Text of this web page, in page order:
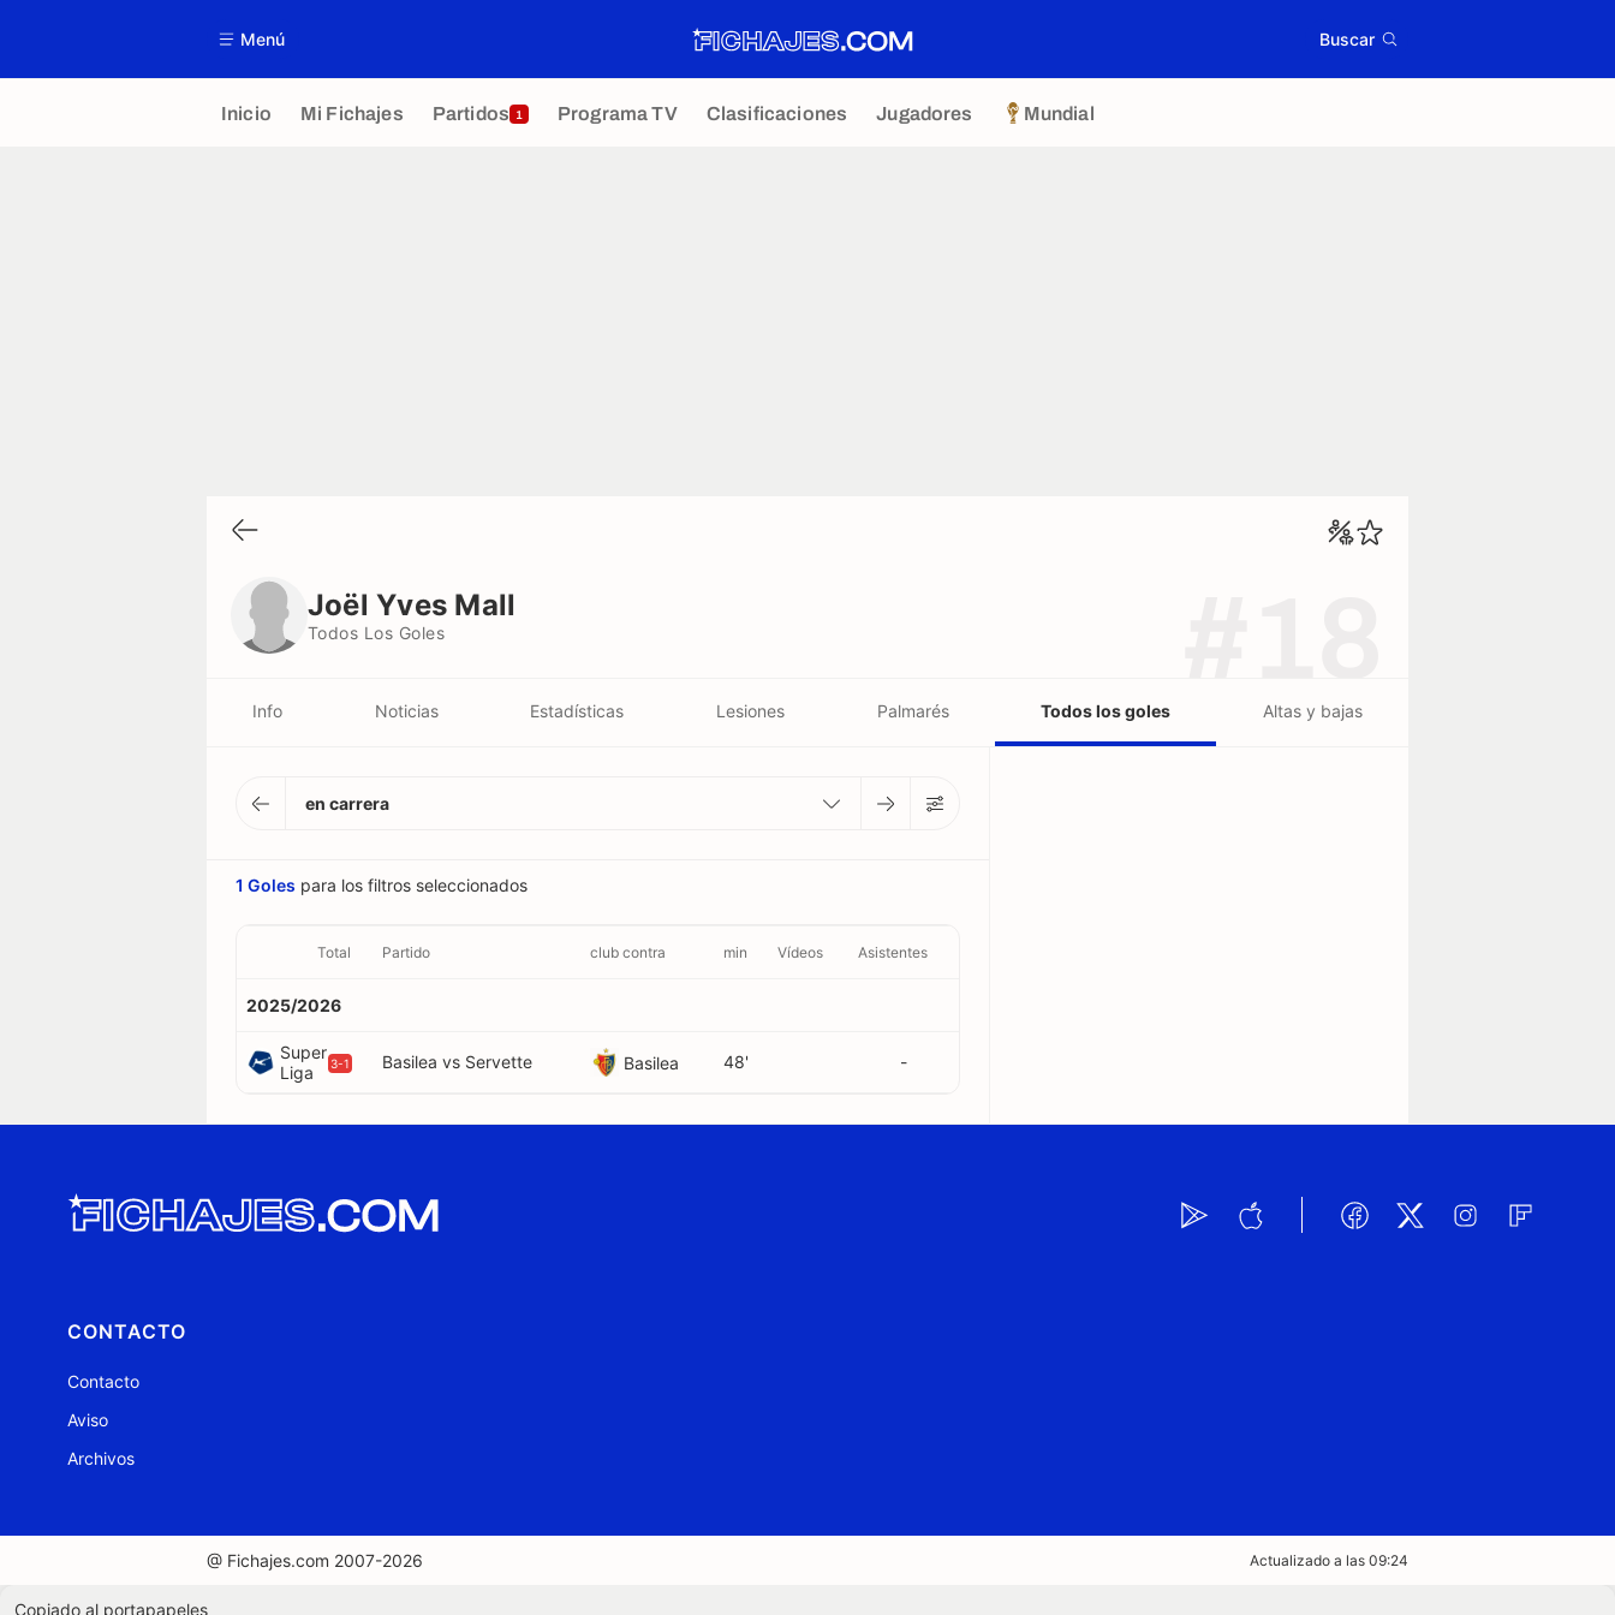
Menú Buscar
Inicio Mi Fichajes Partidos 1 Programa TV Clasificaciones Jugadores Mundial
Joël Yves Mall
Todos Los Goles
Info Noticias Estadísticas Lesiones Palmarés Todos los goles Altas y bajas
en carrera
1 Goles para los filtros seleccionados
Total Partido club contra min Vídeos Asistentes
2025/2026
Super
Liga
3-1 Basilea vs Servette Basilea 48' -
CONTACTO
Contacto
Aviso
Archivos
@ Fichajes.com 2007-2026 Actualizado a las 09:24
Copiado al portapapeles